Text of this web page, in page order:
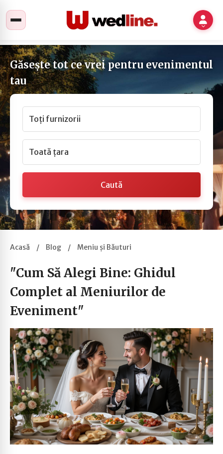
Găsește tot ce vrei pentru evenimentul
tau
Toți furnizorii
Toată țara
Caută
Acasă / Blog / Meniu și Băuturi
"Cum Să Alegi Bine: Ghidul
Complet al Meniurilor de
Eveniment"